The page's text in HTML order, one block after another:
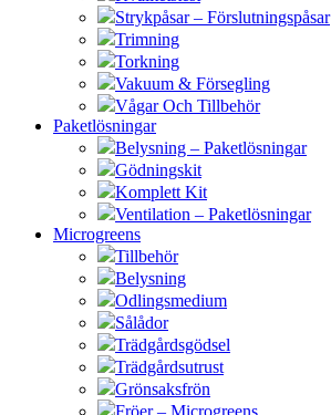
Strykpåsar – Förslutningspåsar
Trimning
Torkning
Vakuum & Försegling
Vågar Och Tillbehör
Paketlösningar
Belysning – Paketlösningar
Gödningskit
Komplett Kit
Ventilation – Paketlösningar
Microgreens
Tillbehör
Belysning
Odlingsmedium
Sålådor
Trädgårdsgödsel
Trädgårdsutrust
Grönsaksfrön
Fröer – Microgreens